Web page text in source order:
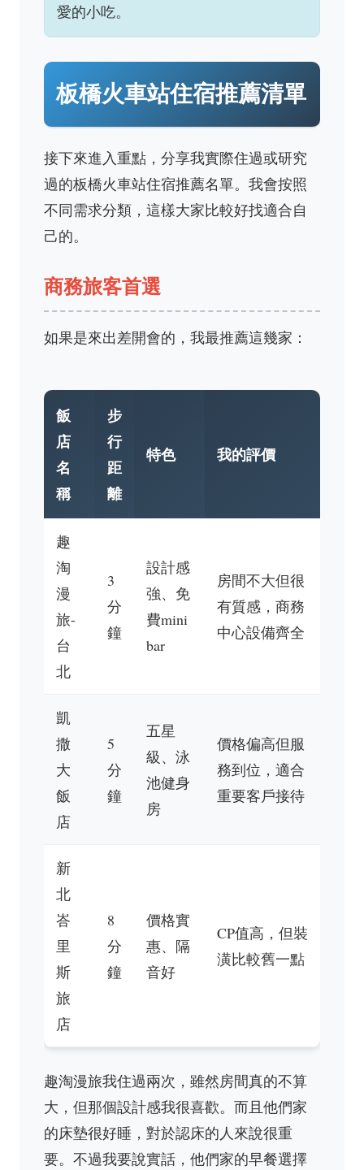
愛的小吃。
板橋火車站住宿推薦清單
接下來進入重點，分享我實際住過或研究
過的板橋火車站住宿推薦名單。我會按照
不同需求分類，這樣大家比較好找適合自
己的。
商務旅客首選
如果是來出差開會的，我最推薦這幾家：
飯
店
名
稱
步
行
距
離
特色 我的評價
趣
淘
漫
旅-
台
北
3
分
鐘
設計感
強、免
費mini
bar
房間不大但很
有質感，商務
中心設備齊全
凱
撒
大
飯
店
5
分
鐘
五星
級、泳
池健身
房
價格偏高但服
務到位，適合
重要客戶接待
新
北
峇
里
斯
旅
店
8
分
鐘
價格實
惠、隔
音好
CP值高，但裝
潢比較舊一點
趣淘漫旅我住過兩次，雖然房間真的不算
大，但那個設計感我很喜歡。而且他們家
的床墊很好睡，對於認床的人來說很重
要。不過我要說實話，他們家的早餐選擇